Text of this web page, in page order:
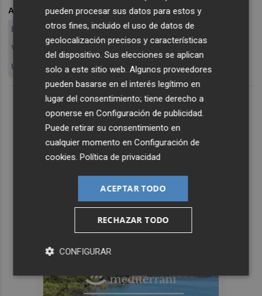
ARCHIVADO EN JOSE CISCAR
ESCUELAS CATÓLICAS DE LA COMUNITAT
VICENTA RODRÍGUEZ
UNIÓ DE COOPERATIVAS D'ENSENYAME
pueden procesar sus datos para estos y
otros fines, incluido el uso de datos de
geolocalización precisos y características
del dispositivo. Sus elecciones se aplican
solo a este sitio web. Algunos proveedores
pueden basarse en el interés legítimo en
lugar del consentimiento; tiene derecho a
oponerse enConfiguración de publicidad.
Puede retirar su consentimiento en
cualquier momento enConfiguración de
cookies.Política de privacidad
ACEPTAR TODO
RECHAZAR TODO
CONFIGURAR